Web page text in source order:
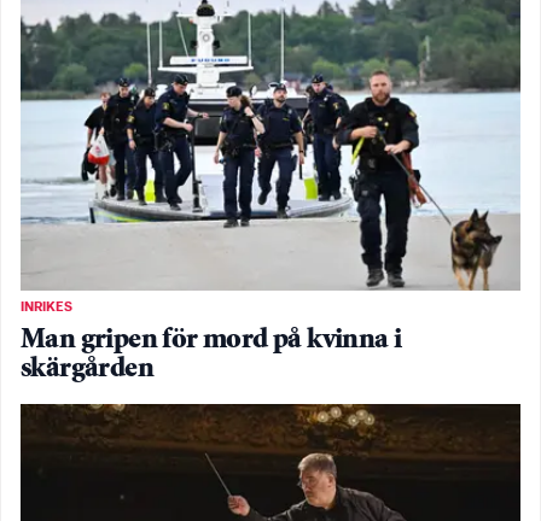
INRIKES
Man gripen för mord på kvinna i
skärgården